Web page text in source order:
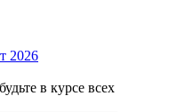
2026
в курсе всех